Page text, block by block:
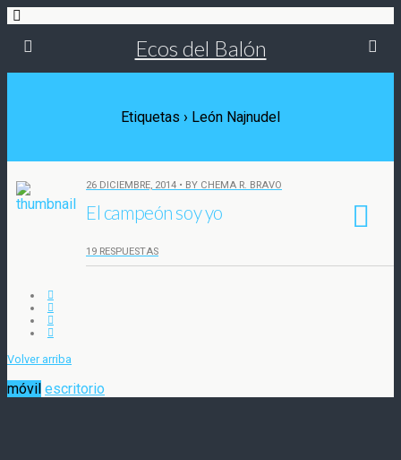
Ecos del Balón
Etiquetas › León Najnudel
26 DICIEMBRE, 2014 • BY CHEMA R. BRAVO
El campeón soy yo
19 RESPUESTAS
Volver arriba
móvil escritorio